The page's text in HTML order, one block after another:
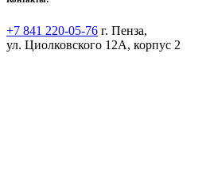
+7 841 220-05-76 г. Пенза,
ул. Циолковского 12А, корпус 2